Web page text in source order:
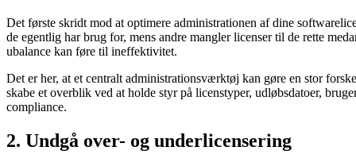
Det første skridt mod at optimere administrationen af dine
de egentlig har brug for, mens andre mangler licenser til de rette
ubalance kan føre til ineffektivitet.
Det er her, at et centralt administrationsværktøj kan gøre en stor
skabe et overblik ved at holde styr på licenstyper, udløbsdatoer,
compliance.
2. Undgå over- og underlicensering